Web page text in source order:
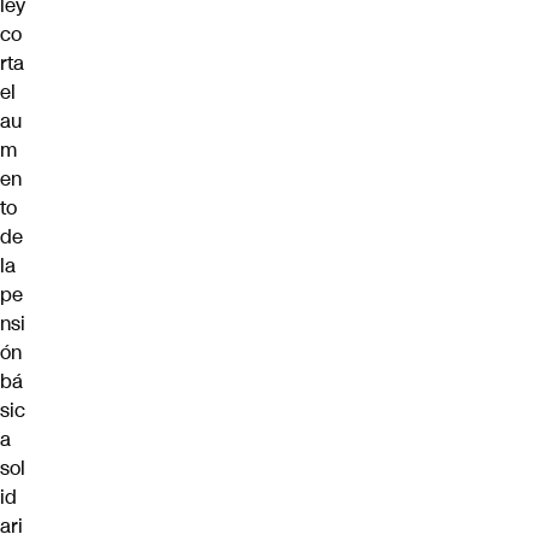
co
rta
el
au
m
en
to
de
la
pe
nsi
ón
bá
sic
a
sol
id
ari